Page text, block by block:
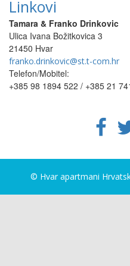
Linkovi
Tamara & Franko Drinkovic
Ulica Ivana Božitkovica 3
21450 Hvar
franko.drinkovic@st.t-com.hr
Telefon/Mobitel:
+385 98 1894 522 / +385 21
© Hvar apartmani